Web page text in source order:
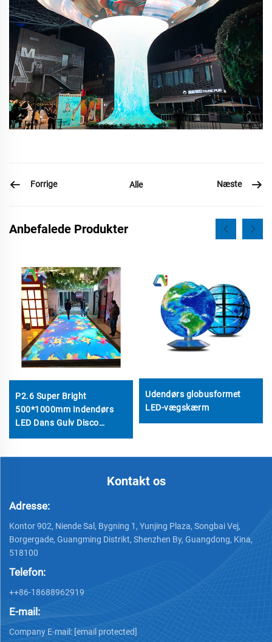
Forrige Alle Næste
Anbefalede Produkter
P2.6 Super Bright
500*1000mm Indendørs
LED Dans Gulv Disco
Udendørs globusformet
LED-vægskærm
Kontakt os
Adresse:
Kontor 902, Niende Sal, Bygning 1, Yunjing Plaza, Songbai Vej,
Borgergade, Guangming Distrikt, Shenzhen By, Guangdong, Kina,
518100
Telefon:
++86-18688962919
E-mail:
Company E-mail: [email protected]